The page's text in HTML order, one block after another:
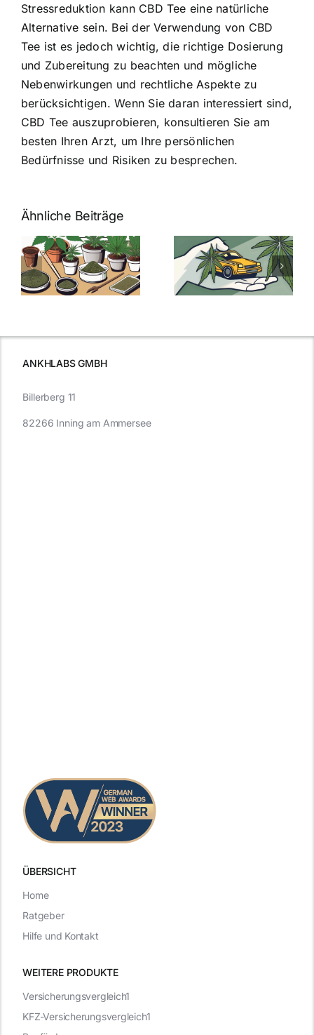
Stressreduktion kann CBD Tee eine natürliche
Alternative sein. Bei der Verwendung von CBD
Tee ist es jedoch wichtig, die richtige Dosierung
und Zubereitung zu beachten und mögliche
Nebenwirkungen und rechtliche Aspekte zu
berücksichtigen. Wenn Sie daran interessiert sind,
CBD Tee auszuprobieren, konsultieren Sie am
besten Ihren Arzt, um Ihre persönlichen
Bedürfnisse und Risiken zu besprechen.
Ähnliche Beiträge
Neue THC-
Grenzwert-
Regelung:
Was Sie über
Cannabis und
müssen
Cannabis
Samen
kaufen: Alles
was Sie
ANKHLABS GMBH
ÜBERSICHT
WEITERE PRODUKTE
Billerberg 11
82266 Inning am Ammersee
Versicherungsvergleich1
KFZ-Versicherungsvergleich1
Home
Ratgeber
Hilfe und Kontakt